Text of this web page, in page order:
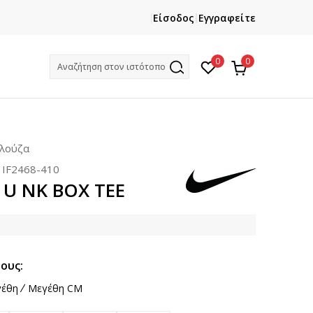
Και κερδίστε -10% με την πρώτη σας αγορά!
Είσοδος Εγγραφείτε
Αναζήτηση στον ιστότοπο 0 0
IF2468-410
NK BOX TEE
Μεγέθη CM